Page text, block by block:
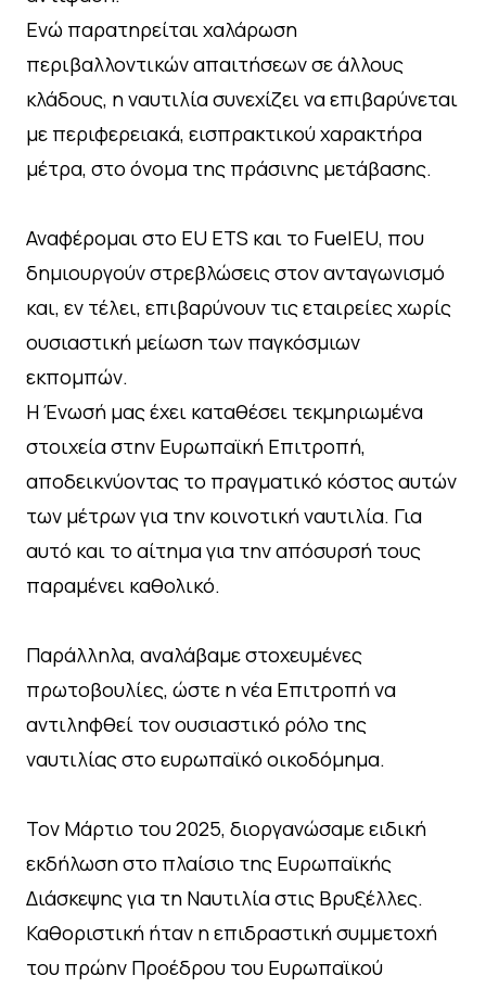
Ενώ παρατηρείται χαλάρωση
περιβαλλοντικών απαιτήσεων σε άλλους
κλάδους, η ναυτιλία συνεχίζει να επιβαρύνεται
με περιφερειακά, εισπρακτικού χαρακτήρα
μέτρα, στο όνομα της πράσινης μετάβασης.
Αναφέρομαι στο EU ETS και το FuelEU, που
δημιουργούν στρεβλώσεις στον ανταγωνισμό
και, εν τέλει, επιβαρύνουν τις εταιρείες χωρίς
ουσιαστική μείωση των παγκόσμιων
εκπομπών.
Η Ένωσή μας έχει καταθέσει τεκμηριωμένα
στοιχεία στην Ευρωπαϊκή Επιτροπή,
αποδεικνύοντας το πραγματικό κόστος αυτών
των μέτρων για την κοινοτική ναυτιλία. Για
αυτό και το αίτημα για την απόσυρσή τους
παραμένει καθολικό.
Παράλληλα, αναλάβαμε στοχευμένες
πρωτοβουλίες, ώστε η νέα Επιτροπή να
αντιληφθεί τον ουσιαστικό ρόλο της
ναυτιλίας στο ευρωπαϊκό οικοδόμημα.
Τον Μάρτιο του 2025, διοργανώσαμε ειδική
εκδήλωση στο πλαίσιο της Ευρωπαϊκής
Διάσκεψης για τη Ναυτιλία στις Βρυξέλλες.
Καθοριστική ήταν η επιδραστική συμμετοχή
του πρώην Προέδρου του Ευρωπαϊκού